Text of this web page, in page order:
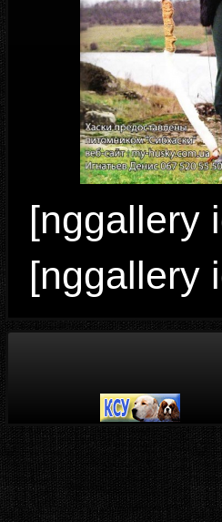
[nggallery
[nggallery